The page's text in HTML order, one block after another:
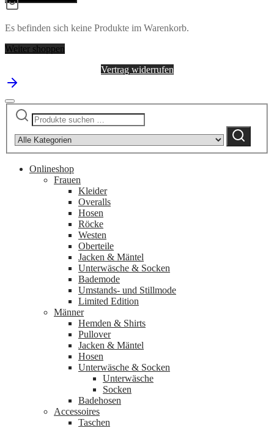
Menge
Es befinden sich keine Produkte im Warenkorb.
Weiter shoppen
Vertrag widerrufen
Suchen
nach:
category:
Suchen
Onlineshop
Frauen
Kleider
Overalls
Hosen
Röcke
Westen
Oberteile
Jacken & Mäntel
Unterwäsche & Socken
Bademode
Umstands- und Stillmode
Limited Edition
Männer
Hemden & Shirts
Pullover
Jacken & Mäntel
Hosen
Unterwäsche & Socken
Unterwäsche
Socken
Badehosen
Accessoires
Taschen